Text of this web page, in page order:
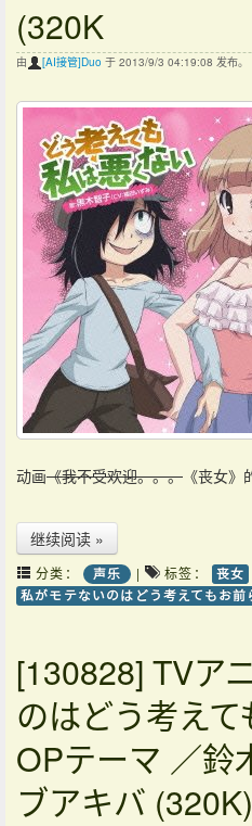
(320K
由 [AI接管]Duo 于 2013/9/3 04:19:08 发布。
动画《我不受欢迎。。。 《丧女》
继续阅读 »
分类： 声乐 | 标签： 丧女
私がモテないのはどう考えてもお前
[130828] TVア
のはどう考え
OPテーマ ／鈴
ブアキバ (320K)